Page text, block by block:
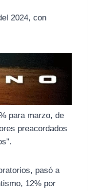
2024, con
para marzo, de
preacordados
pasó a
12% por